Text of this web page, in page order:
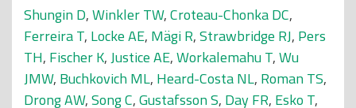
Shungin D,Winkler TW,Croteau-Chonka DC,
Ferreira T, Locke AE, Mägi R,Strawbridge RJ, Pers
TH, Fischer K,Justice AE,Workalemahu T,Wu
JMW, Buchkovich ML, Heard-Costa NL, Roman TS,
Drong AW,Song C,Gustafsson S, Day FR, Esko T,